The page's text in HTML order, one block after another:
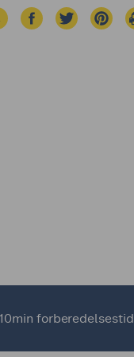
10min forberedelsestid